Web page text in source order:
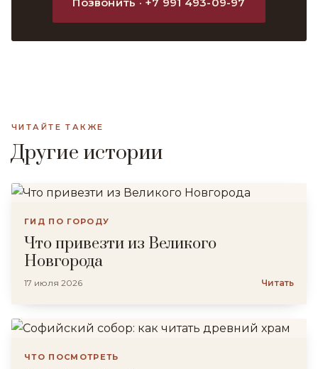
ЧИТАЙТЕ ТАКЖЕ
Другие истории
ГИД ПО ГОРОДУ
Что привезти из Великого
Новгорода
17 июля 2026 Читать
ЧТО ПОСМОТРЕТЬ